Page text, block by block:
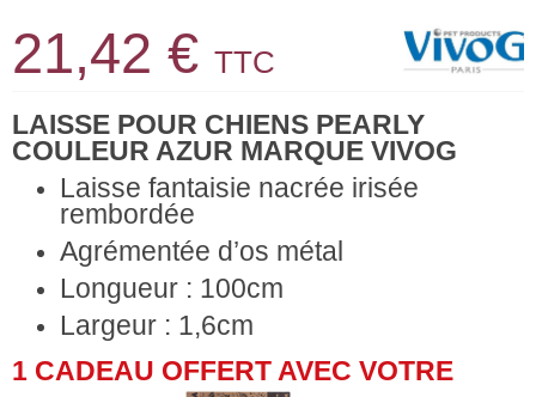
21,42 € TTC
LAISSE POUR CHIENS PEARLY
COULEUR AZUR MARQUE VIVOG
Laisse fantaisie nacrée irisée
rembordée
Agrémentée d’os métal
Longueur : 100cm
Largeur : 1,6cm
1 CADEAU OFFERT AVEC VOTRE